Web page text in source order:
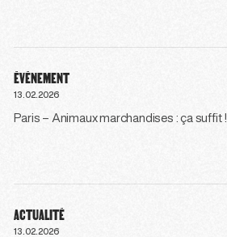
ÉVÉNEMENT
13.02.2026
Paris – Animaux marchandises : ça suffit !
ACTUALITÉ
13.02.2026